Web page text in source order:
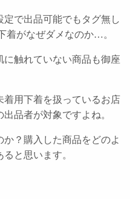
で出品可能でもタグ無し
着がなぜダメなのか…。
触れていない商品も御座
着用下着を扱っているお店
品者が対象ですよね。
？購入した商品をどのよ
と思います。